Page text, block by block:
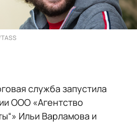
служба запустила
ООО «Агентство
Ильи Варламова и